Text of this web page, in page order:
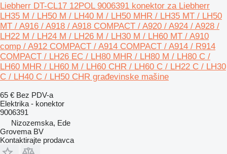
Liebherr DT-CL17 12POL 9006391 konektor za Liebherr
LH35 M / LH50 M / LH40 M / LH50 MHR / LH35 MT / LH50
MT / A916 / A918 / A918 COMPACT / A920 / A924 / A928 /
LH22 M / LH24 M / LH26 M / LH30 M / LH60 MT / A910
comp / A912 COMPACT / A914 COMPACT / A914 / R914
COMPACT / LH26 EC / LH80 MHR / LH80 M / LH80 C /
LH60 MHR / LH60 M / LH60 CHR / LH60 C / LH22 C / LH30
C / LH40 C / LH50 CHR građevinske mašine
65 € Bez PDV-a
Elektrika - konektor
9006391
Nizozemska, Ede
Grovema BV
Kontaktirajte prodavca